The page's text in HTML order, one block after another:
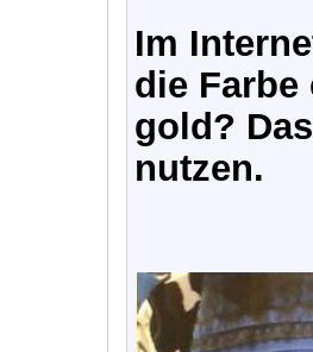
Im
die
gold?
nutzen.